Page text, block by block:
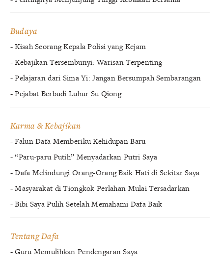
Budaya
- Kisah Seorang Kepala Polisi yang Kejam
- Kebajikan Tersembunyi: Warisan Terpenting
- Pelajaran dari Sima Yi: Jangan Bersumpah Sembarangan
- Pejabat Berbudi Luhur Su Qiong
Karma & Kebajikan
- Falun Dafa Memberiku Kehidupan Baru
- “Paru-paru Putih” Menyadarkan Putri Saya
- Dafa Melindungi Orang-Orang Baik Hati di Sekitar Saya
- Masyarakat di Tiongkok Perlahan Mulai Tersadarkan
- Bibi Saya Pulih Setelah Memahami Dafa Baik
Tentang Dafa
- Guru Memulihkan Pendengaran Saya